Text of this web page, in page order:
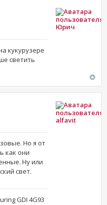
кукурузере
светить
Юрич
Но я от
как они
Ну или
свет.
GDI 4G93
alfavit